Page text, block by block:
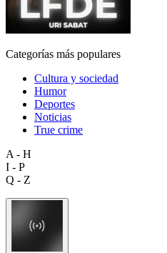
Categorías más populares
Cultura y sociedad
Humor
Deportes
Noticias
True crime
A - H
I - P
Q - Z